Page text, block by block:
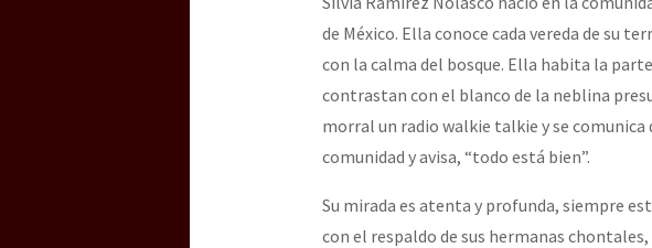
Dia 2 do Encontro “Guerra contra a
de México. Ella conoce cada vereda de su
con la calma del bosque. Ella habita la
contrastan con el blanco de la neblina
morral un radio walkie talkie y se
comunidad y avisa, “todo está bien”.
Su mirada es atenta y profunda, siempre
con el respaldo de sus hermanas